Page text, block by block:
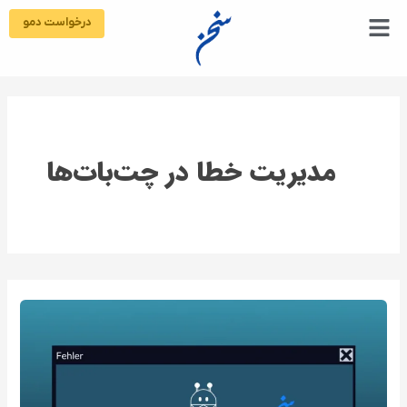
درخواست دمو
مدیریت خطا در چت‌بات‌ها